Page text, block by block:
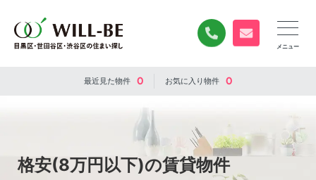
0120-840-834
無料お問い合
最近見た物件 0 お気に入り物件 0
格安(8万円以下)の賃貸物件